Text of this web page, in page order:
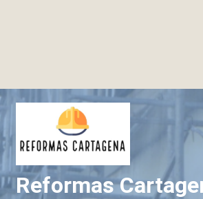
Reformas